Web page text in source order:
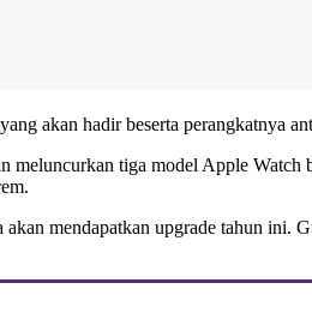
akan hadir beserta perangkatnya
meluncurkan tiga model Apple Watch
mendapatkan upgrade tahun ini.